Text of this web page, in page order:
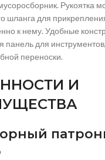
Рукоятка
шланга для
к нему. Удобные
панель для
переноски.
И